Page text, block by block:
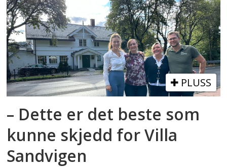
PLUSS
– Dette er det beste som
kunne skjedd for Villa
Sandvigen